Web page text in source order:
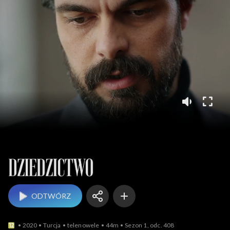
Dziedzictwo
ODTWÓRZ
2020 Turcja telenowele 44m Sezon 1, odc. 408